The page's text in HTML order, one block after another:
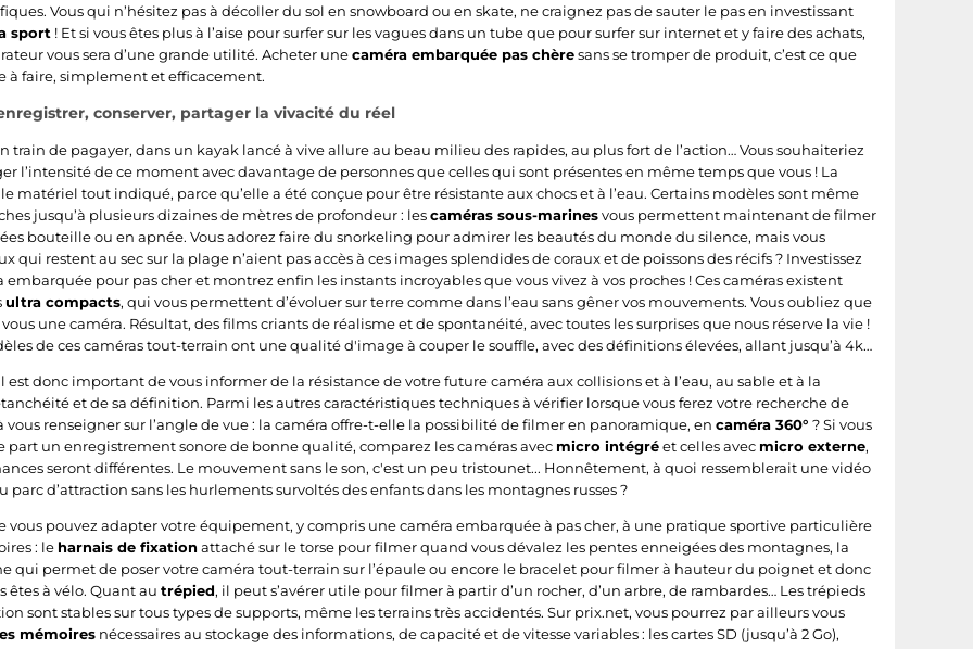
Vous qui n’hésitez pas à décoller du sol en snowboard ou en skate, ne craignez pas de sauter le pas en investissant
sport ! Et si vous êtes plus à l’aise pour surfer sur les vagues dans un tube que pour surfer sur internet et y faire des achats,
vous sera d’une grande utilité. Acheter unecaméra embarquée pas chèresans se tromper de produit, c’est ce que
à faire, simplement et efficacement.
conserver, partager la vivacité du réel
train de pagayer, dans un kayak lancé à vive allure au beau milieu des rapides, au plus fort de l’action… Vous souhaiteriez
l’intensité de ce moment avec davantage de personnes que celles qui sont présentes en même temps que vous ! La
matériel tout indiqué, parce qu’elle a été conçue pour être résistante aux chocs et à l’eau. Certains modèles sont même
jusqu’à plusieurs dizaines de mètres de profondeur : lescaméras sous-marinesvous permettent maintenant de filmer
bouteille ou en apnée. Vous adorez faire du snorkeling pour admirer les beautés du monde du silence, mais vous
qui restent au sec sur la plage n’aient pas accès à ces images splendides de coraux et de poissons des récifs ? Investissez
embarquée pour pas cher et montrez enfin les instants incroyables que vous vivez à vos proches ! Ces caméras existent
ultra compacts, qui vous permettent d’évoluer sur terre comme dans l’eau sans gêner vos mouvements. Vous oubliez que
une caméra. Résultat, des films criants de réalisme et de spontanéité, avec toutes les surprises que nous réserve la vie !
de ces caméras tout-terrain ont une qualité d'image à couper le souffle, avec des définitions élevées, allant jusqu’à 4k…
est donc important de vous informer de la résistance de votre future caméra aux collisions et à l’eau, au sable et à la
et de sa définition. Parmi les autres caractéristiques techniques à vérifier lorsque vous ferez votre recherche de
vous renseigner sur l’angle de vue : la caméra offre-t-elle la possibilité de filmer en panoramique, en caméra 360° ? Si vous
part un enregistrement sonore de bonne qualité, comparez les caméras avec micro intégréet celles avec micro externe,
seront différentes. Le mouvement sans le son, c'est un peu tristounet... Honnêtement, à quoi ressemblerait une vidéo
parc d’attraction sans les hurlements survoltés des enfants dans les montagnes russes ?
vous pouvez adapter votre équipement, y compris une caméra embarquée à pas cher, à une pratique sportive particulière
: le harnais de fixationattaché sur le torse pour filmer quand vous dévalez les pentes enneigées des montagnes, la
qui permet de poser votre caméra tout-terrain sur l’épaule ou encore le bracelet pour filmer à hauteur du poignet et donc
êtes à vélo. Quant au trépied, il peut s’avérer utile pour filmer à partir d’un rocher, d’un arbre, de rambardes… Les trépieds
sont stables sur tous types de supports, même les terrains très accidentés. Sur prix.net, vous pourrez par ailleurs vous
mémoires nécessaires au stockage des informations, de capacité et de vitesse variables : les cartes SD (jusqu’à 2 Go),